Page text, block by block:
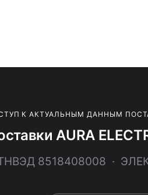
К АКТУАЛЬНЫМ ДАННЫМ
AURA
8518408008 ·